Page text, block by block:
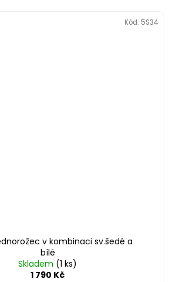
v kombinaci sv.šedé a
bílé
Skladem (1 ks)
1 790 Kč
Kód: 5S34